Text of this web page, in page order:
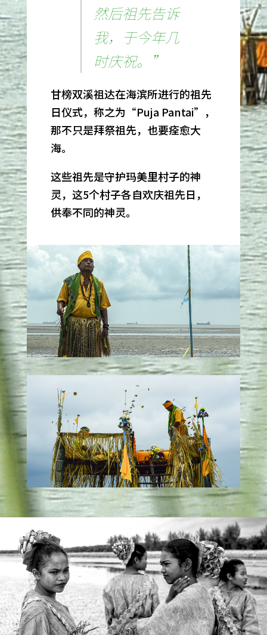
然后祖先告诉
我，于今年几
时庆祝。”
甘榜双溪祖达在海滨所进行的祖先
日仪式，称之为“Puja Pantai”，
那不只是拜祭祖先，也要痊愈大
海。
这些祖先是守护玛美里村子的神
灵，这5个村子各自欢庆祖先日，
供奉不同的神灵。